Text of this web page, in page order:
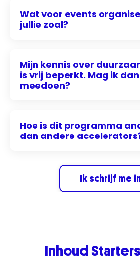
Wat voor events
jullie zoal?
Mijn kennis over
is vrij beperkt. Mag ik dan
meedoen?
Hoe is dit programma
dan andere
Ik schrijf me in
Inhoud